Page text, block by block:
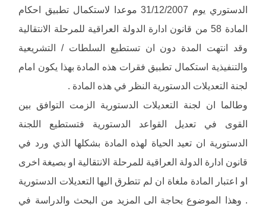
الدستوري يوم 31/12/2007 موعدا لاستكمال تطبيق احكام
المادة 58 من قانون ادارة الدولة العراقية للمرحلة الانتقالية
وقد انتهت المدة دون ان تستطيع السلطات / التشريعية
والتنفيذية استكمال تطبيق فقرات هذه المادة بهذا يكون امام
لجنة التعديلات الدستورية النظر في هذه المادة .
وطالما ان لجنة التعديلات الدستورية الزمت التوافق بين
القوى في تعديل القواعد الدستورية فتستطيع اللجنة
الدستورية ان تعيد الحياة لهذه المادة بشكلها الذي ورد في
قانون ادارة الدولة العراقية للمرحلة الانتقالية او بصيغة اخرى
او اعتبار المادة ملغاة ان لم تتطرق اليها التعديلات الدستورية
. وهذا الموضوع بحاجة الى المزيد من البحث والدراسة في